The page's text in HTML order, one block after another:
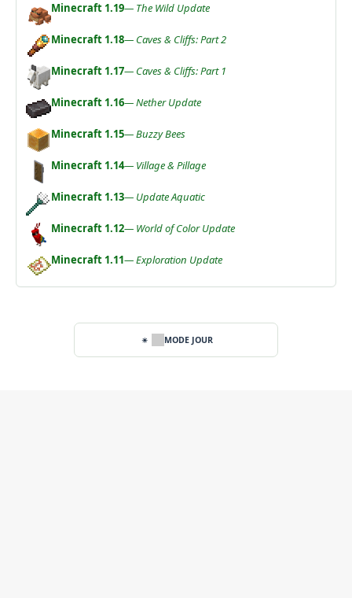
Minecraft 1.19— The Wild Update
Minecraft 1.18— Caves & Cliffs: Part 2
Minecraft 1.17— Caves & Cliffs: Part 1
Minecraft 1.16— Nether Update
Minecraft 1.15— Buzzy Bees
Minecraft 1.14— Village & Pillage
Minecraft 1.13— Update Aquatic
Minecraft 1.12— World of Color Update
Minecraft 1.11— Exploration Update
MODE JOUR